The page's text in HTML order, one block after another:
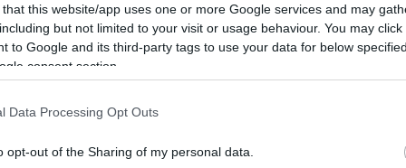
that this website/app uses one or more Google services and may
but not limited to your visit or usage behaviour. You may
to Google and its third-party tags to use your data for below
consent section.
Data Processing Opt Outs
opt-out of the Sharing of my personal data.